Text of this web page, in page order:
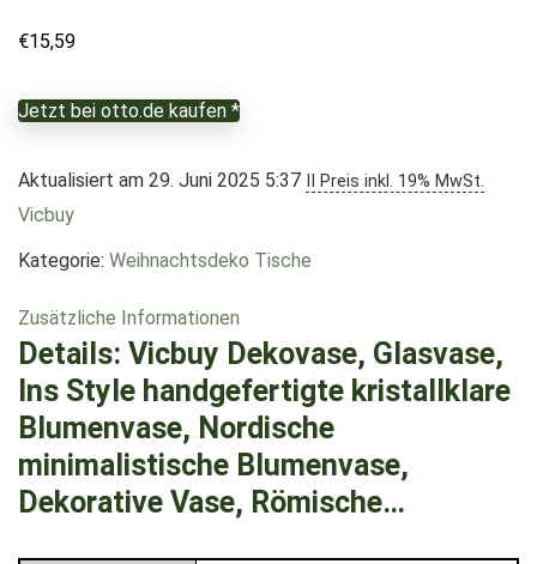
€15,59
Jetzt bei otto.de kaufen *
Aktualisiert am 29. Juni 2025 5:37 II Preis inkl. 19% MwSt.
Vicbuy
Kategorie: Weihnachtsdeko Tische
Zusätzliche Informationen
Details: Vicbuy Dekovase, Glasvase,
Ins Style handgefertigte kristallklare
Blumenvase, Nordische
minimalistische Blumenvase,
Dekorative Vase, Römische…